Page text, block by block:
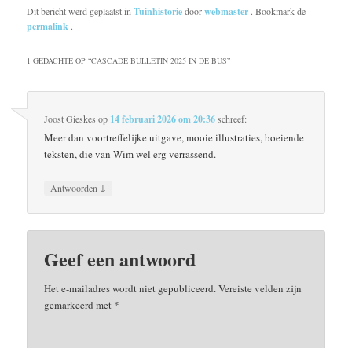
Dit bericht werd geplaatst inTuinhistoriedoorwebmaster . Bookmark de
permalink .
1 GEDACHTE OP “CASCADE BULLETIN 2025 IN DE BUS”
Joost Gieskes op 14 februari 2026 om 20:36schreef:
Meer dan voortreffelijke uitgave, mooie illustraties, boeiende
teksten, die van Wim wel erg verrassend.
Antwoorden ↓
Geef een antwoord
Het e-mailadres wordt niet gepubliceerd.Vereiste velden zijn
gemarkeerd met *